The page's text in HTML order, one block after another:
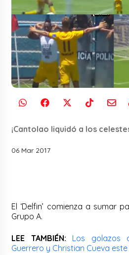
¡Cantolao liquidó a los
06 Mar 2017
El ‘Delfin’ comienza a sumar
Grupo A.
LEE TAMBIÉN:
Los golazos
Guerrero y Christian Cueva